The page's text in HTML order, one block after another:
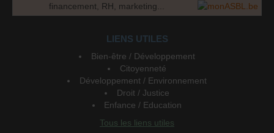
financement, RH, marketing...
LIENS UTILES
Bien-être / Développement
Citoyenneté
Développement / Environnement
Droit / Justice
Enfance / Education
Tous les liens utiles